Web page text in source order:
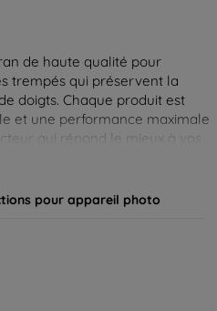
de haute qualité pour
trempés qui préservent la
doigts. Chaque produit est
et une performance maximale
qui répond le mieux à vos
pour appareil photo